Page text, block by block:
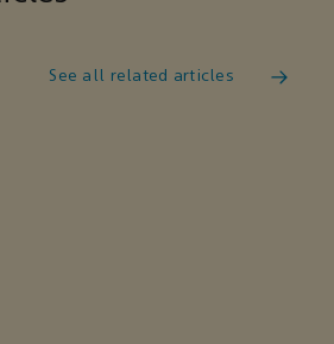
See all related articles